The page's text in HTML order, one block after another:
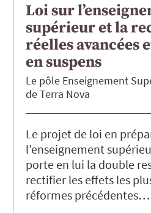
Loi sur
supérieur et la
réelles avancées
en suspens
Le pôle Enseignement
de Terra Nova
Le projet de loi en
l’enseignement
porte en lui la double
rectifier les effets les
réformes précédentes…